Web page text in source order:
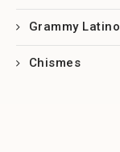
Grammy Latino
Chismes